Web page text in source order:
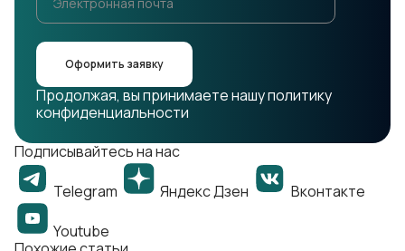
Оформить заявку
Продолжая, вы принимаете нашу политику
конфиденциальности
Подписывайтесь на нас
Telegram
Яндекс Дзен
Вконтакте
Youtube